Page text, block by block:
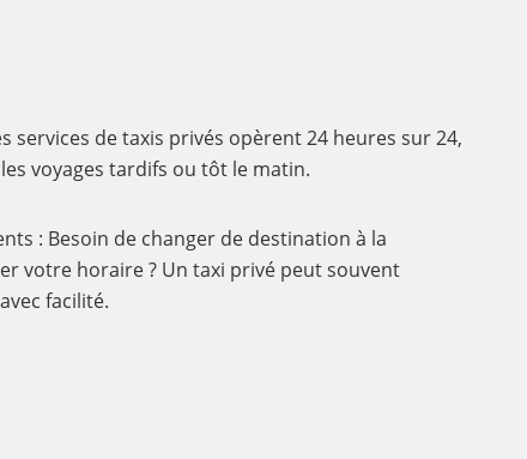
services de taxis privés opèrent 24 heures sur 24,
voyages tardifs ou tôt le matin.
: Besoin de changer de destination à la
votre horaire ? Un taxi privé peut souvent
facilité.